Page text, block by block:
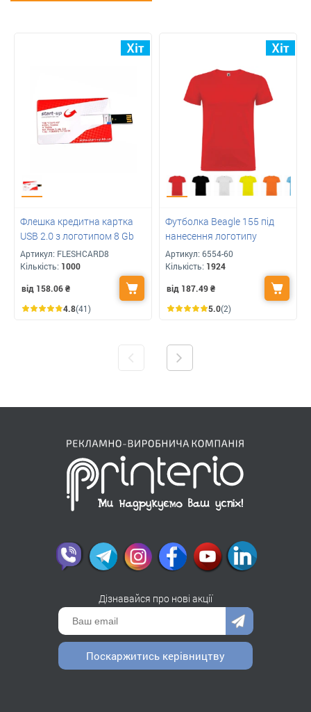
Флешка кредитна картка
USB 2.0 з логотипом 8 Gb
Артикул: FLESHCARD8
Кількість: 1000
від 158.06₴
4.8(41)
Футболка Beagle 155 під
нанесення логотипу
Артикул: 6554-60
Кількість: 1924
від 187.49₴
5.0(2)
Дізнавайся про нові акції
Поскаржитись керівництву